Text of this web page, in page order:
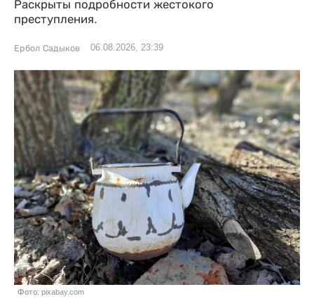
Раскрыты подробности жестокого
преступления.
Ербол Садыков 06.08.2026, 23:39
Фото: pixabay.com